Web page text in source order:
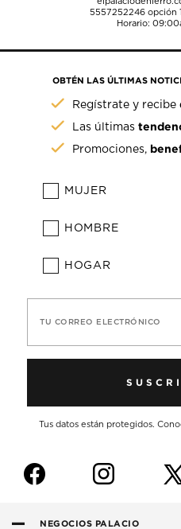
5557252246opción
Horario:
OBTÉN LAS ÚLTIMAS
Regístrate y recibe
Las últimas
Promociones,
MUJER
HOMBRE
HOGAR
TU CORREO ELECTRÓNICO
Tus datos están protegidos.
f i
NEGOCIOS PALACIO